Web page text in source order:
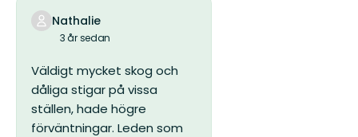
Nathalie
3 år sedan
Väldigt mycket skog och
dåliga stigar på vissa
ställen, hade högre
förväntningar. Leden som